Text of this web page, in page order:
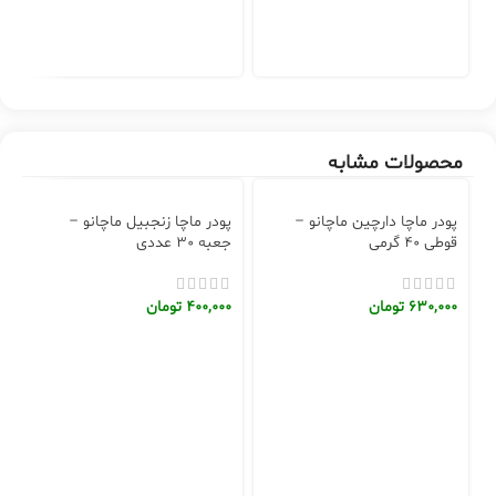
محصولات مشابه
پودر ماچا دارچین ماچانو –
قوطی 40 گرمی
630,000 تومان
پودر ماچا زنجبیل ماچانو –
جعبه 30 عددی
400,000 تومان